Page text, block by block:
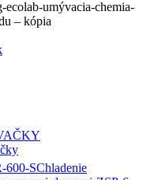
Chladenie